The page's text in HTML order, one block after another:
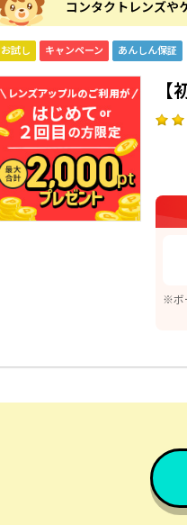
コンタクトレンズや
お試し キャンペーン あんしん保証
【
※ボ